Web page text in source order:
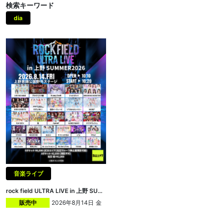
検索キーワード
dia
音楽ライブ
rock field ULTRA LIVE in 上野 SUMMER2026
販売中 2026年8月14日 金